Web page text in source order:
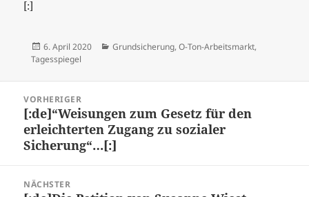
[:]
Veröffentlicht
am
6. April 2020 Kategorien
Grundsicherung, O-Ton-Arbeitsmarkt,
Tagesspiegel
VORHERIGER
Vorheriger
Beitrag:
[:de]“Weisungen zum Gesetz für den
erleichterten Zugang zu sozialer
Sicherung“…[:]
NÄCHSTER